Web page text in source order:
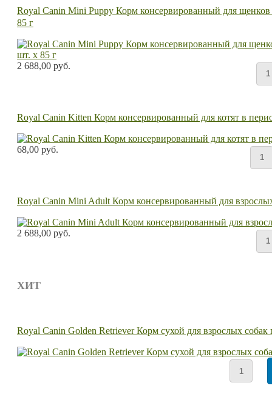
Royal Canin Mini Puppy Корм консервированный для щенков
85 г
2 688,00 руб.
Royal Canin Kitten Корм консервированный для котят в
68,00 руб.
Royal Canin Mini Adult Корм консервированный для
2 688,00 руб.
ХИТ
Royal Canin Golden Retriever Корм сухой для взрослых